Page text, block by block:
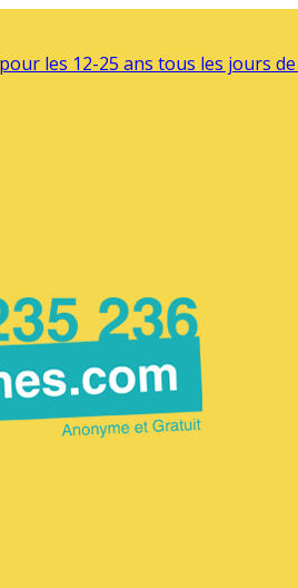
les 12-25 ans tous les jours